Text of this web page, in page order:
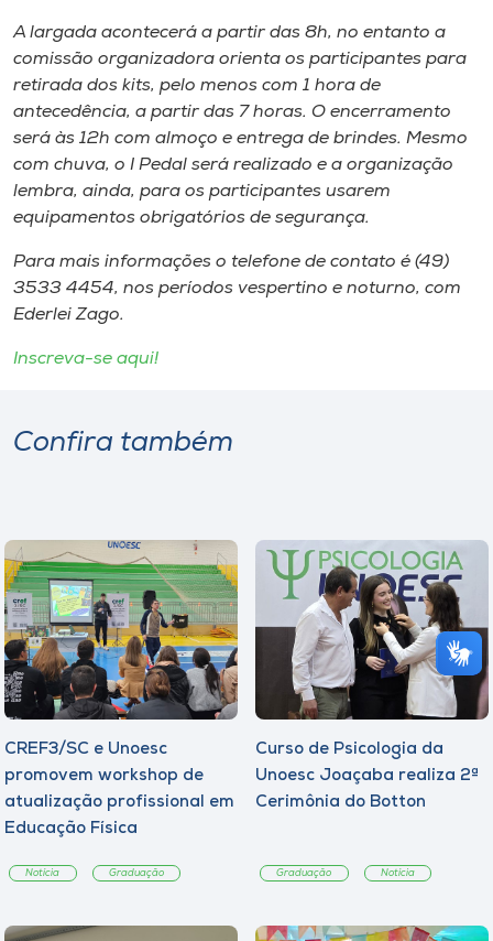
A largada acontecerá a partir das 8h​, no entanto ​a
comissão organizadora ​orienta os participantes para
retirada dos kits​, pelo menos com 1 hora de
antecedência,​ ​a partir das 7 horas. O encerramento
será às 12h com almoço e entrega de brindes. Mesmo
com chuva​,​ o I Pedal será realizado e a organização
lembra​,​ ainda​,​ ​para os participantes ​usarem
equipamentos obrigatórios de segurança.
Para mais informações o telefone de contato é (49)​
3533 4454​, nos períodos vespertino e noturno,​ com
Ederlei Zago.
Inscreva-se aqui!
Confira também
CREF3/SC e Unoesc
promovem workshop de
atualização profissional em
Educação Física
Notícia Graduação
Curso de Psicologia da
Unoesc Joaçaba realiza 2ª
Cerimônia do Botton
Graduação Notícia